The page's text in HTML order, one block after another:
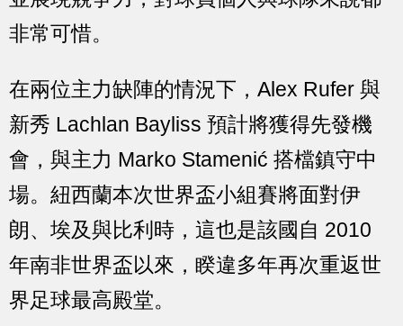
非常可惜。
在兩位主力缺陣的情況下，Alex Rufer 與
新秀 Lachlan Bayliss 預計將獲得先發機
會，與主力 Marko Stamenić 搭檔鎮守中
場。紐西蘭本次世界盃小組賽將面對伊
朗、埃及與比利時，這也是該國自 2010
年南非世界盃以來，睽違多年再次重返世
界足球最高殿堂。